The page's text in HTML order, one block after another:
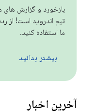
بازخورد و گزارش های
تیم اندروید است! از
ما استفاده کنید.
بیشتر بدانید
آخرین اخبار